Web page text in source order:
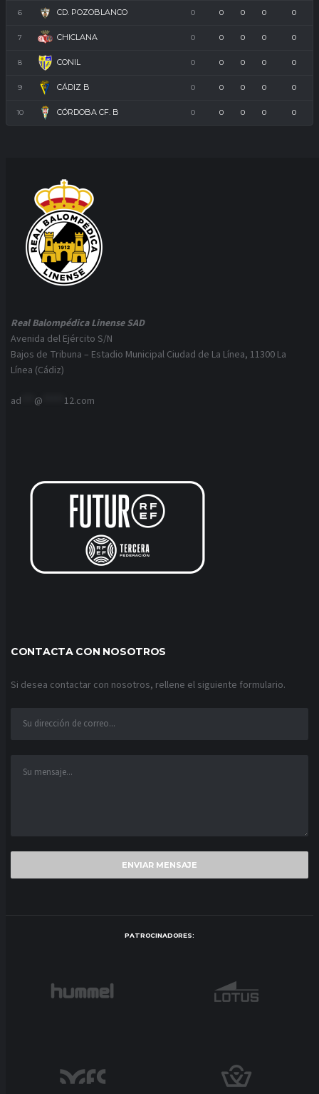
6 CD. POZOBLANCO 0 0 0 0 0
7 CHICLANA 0 0 0 0 0
8 CONIL 0 0 0 0 0
9 CÁDIZ B 0 0 0 0 0
10 CÓRDOBA CF. B 0 0 0 0 0
Real Balompédica Linense SAD
Avenida del Ejército S/N
Bajos de Tribuna – Estadio Municipal Ciudad de La Línea, 11300 La
Línea (Cádiz)
ad @ 12.com
CONTACTA CON NOSOTROS
Si desea contactar con nosotros, rellene el siguiente formulario.
PATROCINADORES: